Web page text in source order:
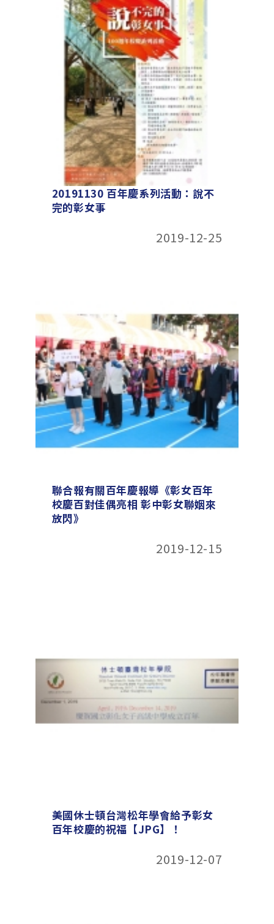
20191130 百年慶系列活動：說不
完的彰女事
2019-12-25
聯合報有關百年慶報導《彰女百年
校慶百對佳偶亮相 彰中彰女聯姻來
放閃》
2019-12-15
美國休士頓台灣松年學會給予彰女
百年校慶的祝福【JPG】
！
2019-12-07